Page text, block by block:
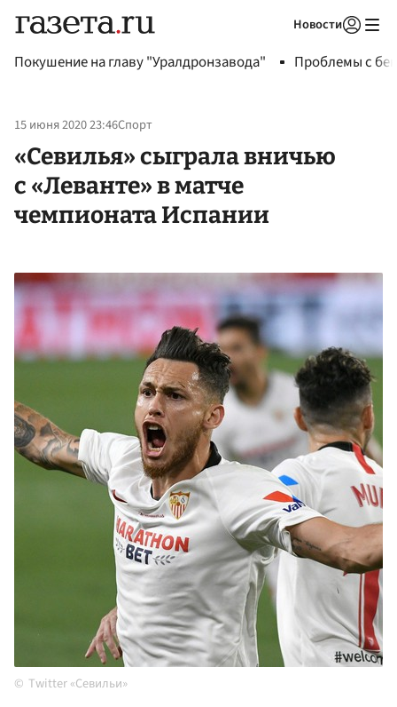
Новости
Покушение на главу "Уралдронзавода" Проблемы с
15 июня 2020 23:46Спорт
«Севилья» сыграла вничью
с «Леванте» в матче
чемпионата Испании
Twitter «Севильи»